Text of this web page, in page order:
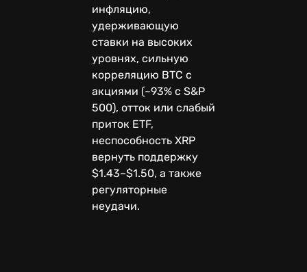
инфляцию,
удерживающую
ставки на высоких
уровнях, сильную
корреляцию BTC с
акциями (~93% с S&P
500), отток или слабый
приток ETF,
неспособность XRP
вернуть поддержку
$1.43–$1.50, а также
регуляторные
неудачи.